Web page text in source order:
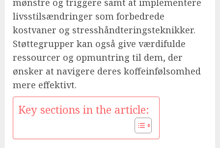
livsstilsændringer som forbedrede
kostvaner og stresshåndteringsteknikker.
Støttegrupper kan også give værdifulde
ressourcer og opmuntring til dem, der
ønsker at navigere deres koffeinfølsomhed
mere effektivt.
Key sections in the article: